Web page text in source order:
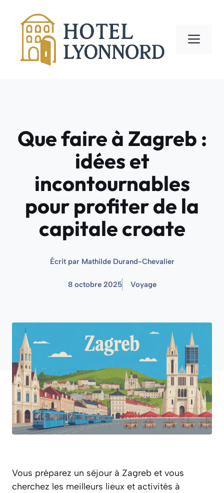
contenu
Que faire à Zagreb :
idées et
incontournables
pour profiter de la
capitale croate
Écrit par Mathilde Durand-Chevalier
8 octobre 2025 Voyage
Vous préparez un séjour à Zagreb et vous
cherchez les meilleurs lieux et activités à